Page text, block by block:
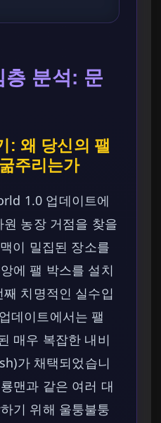
층 분석: 문
: 왜 당신의 팰
주리는가
1.0 업데이트에
농장 거점을 찾을
이 밀집된 장소를
에 팰 박스를 설치
치명적인 실수입
데이트에서는 팰
매우 복잡한 내비
가 채택되었습니
맨과 같은 여러 대
기 위해 울퉁불퉁